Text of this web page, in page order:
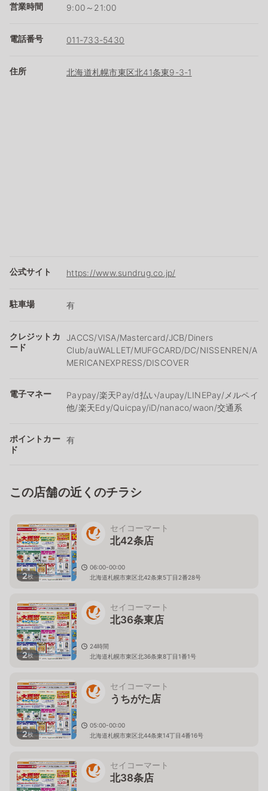
営業時間 9:00～21:00
電話番号 011-733-5430
住所 北海道札幌市東区北41条東9-3-1
公式サイト https://www.sundrug.co.jp/
駐車場 有
クレジットカ
ード
JACCS/VISA/Mastercard/JCB/Diners
Club/auWALLET/MUFGCARD/DC/NISSENREN/A
MERICANEXPRESS/DISCOVER
電子マネー
Paypay/楽天Pay/ⅾ払い/aupay/LINEPay/メルペイ
他/楽天Edy/Quicpay/iD/nanaco/waon/交通系
ポイントカー
ド
有
この店舗の近くのチラシ
2枚
セイコーマート
北42条店
06:00-00:00
北海道札幌市東区北42条東5丁目2番28号
2枚
セイコーマート
北36条東店
24時間
北海道札幌市東区北36条東8丁目1番1号
2枚
セイコーマート
うちがた店
05:00-00:00
北海道札幌市東区北44条東14丁目4番16号
セイコーマート
北38条店